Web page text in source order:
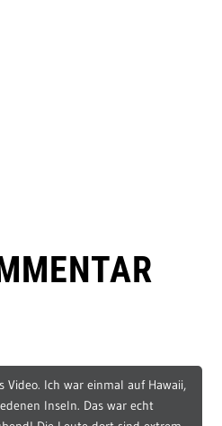
Video. Ich war einmal auf Hawaii,
Inseln. Das war echt